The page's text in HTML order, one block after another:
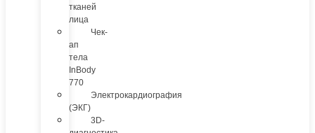
тканей
лица
Чек-
ап
тела
InBody
770
Электрокардиография
(ЭКГ)
3D-